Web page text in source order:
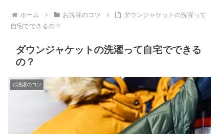
ホーム お洗濯のコツ
ダウンジャケットの洗濯って
自宅でできるの？
ダウンジャケットの洗濯って自宅でできる
の？
お洗濯のコツ